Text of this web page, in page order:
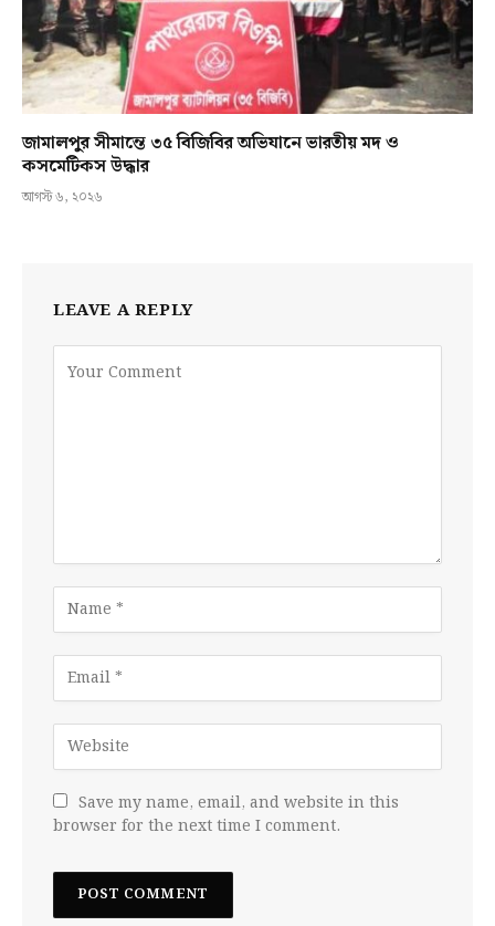
জামালপুর সীমান্তে ৩৫ বিজিবির অভিযানে ভারতীয় মদ ও
কসমেটিকস উদ্ধার
আগস্ট ৬, ২০২৬
LEAVE A REPLY
Save my name, email, and website in this
browser for the next time I comment.